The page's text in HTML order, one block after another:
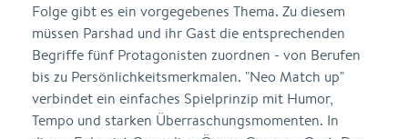
Folge gibt es ein vorgegebenes Thema. Zu diesem
müssen Parshad und ihr Gast die entsprechenden
Begriffe fünf Protagonisten zuordnen - von Berufen
bis zu Persönlichkeitsmerkmalen. "Neo Match up"
verbindet ein einfaches Spielprinzip mit Humor,
Tempo und starken Überraschungsmomenten. In